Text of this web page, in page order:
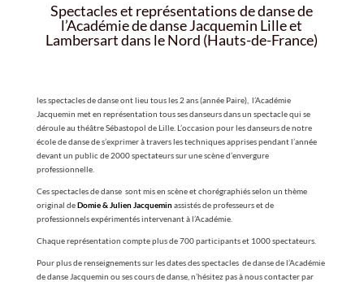
Spectacles et représentations de danse de
l’Académie de danse Jacquemin Lille et
Lambersart dans le Nord (Hauts-de-France)
les spectacles de danse ont lieu tous les 2 ans (année Paire), l’Académie
Jacquemin met en représentation tous ses danseurs dans un spectacle qui se
déroule au théâtre Sébastopol de Lille. L’occasion pour les danseurs de notre
école de danse de s’exprimer à travers les techniques apprises pendant l’année
devant un public de 2000 spectateurs sur une scène d’envergure
professionnelle.
Ces spectacles de danse sont mis en scène et chorégraphiés selon un thème
original deDomie & Julien Jacqueminassistés de professeurs et de
professionnels expérimentés intervenant à l’Académie.
Chaque représentation compte plus de 700 participants et 1000 spectateurs.
Pour plus de renseignements sur les dates des spectacles de danse de l’Académie
de danse Jacquemin ou ses cours de danse, n’hésitez pas à nous contacter par